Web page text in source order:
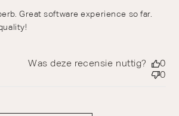
Great software experience so far.
Was deze recensie nuttig?
0
0